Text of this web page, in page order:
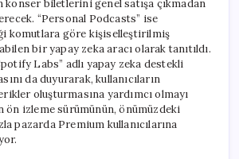
konser biletlerini genel satışa çıkmadan
“Personal Podcasts” ise
komutlara göre kişiselleştirilmiş
bir yapay zeka aracı olarak tanıtıldı.
Labs” adlı yapay zeka destekli
da duyurarak, kullanıcıların
oluşturmasına yardımcı olmayı
ön izleme sürümünün, önümüzdeki
pazarda Premium kullanıcılarına